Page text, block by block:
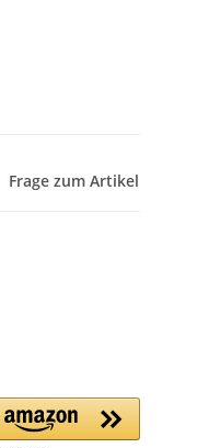
Frage zum Artikel